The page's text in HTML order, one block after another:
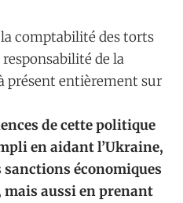
la comptabilité des torts
de la
présent entièrement sur
de cette politique
en aidant l’Ukraine,
économiques
aussi en prenant